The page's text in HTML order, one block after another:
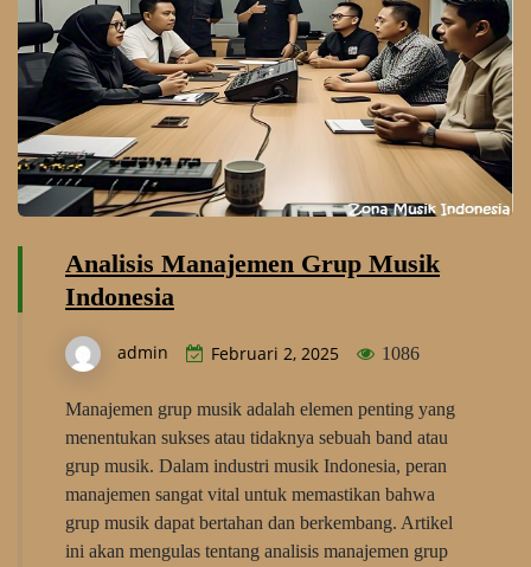
Analisis Manajemen Grup Musik
Indonesia
admin Februari 2, 2025 1086
Manajemen grup musik adalah elemen penting yang
menentukan sukses atau tidaknya sebuah band atau
grup musik. Dalam industri musik Indonesia, peran
manajemen sangat vital untuk memastikan bahwa
grup musik dapat bertahan dan berkembang. Artikel
ini akan mengulas tentang analisis manajemen grup